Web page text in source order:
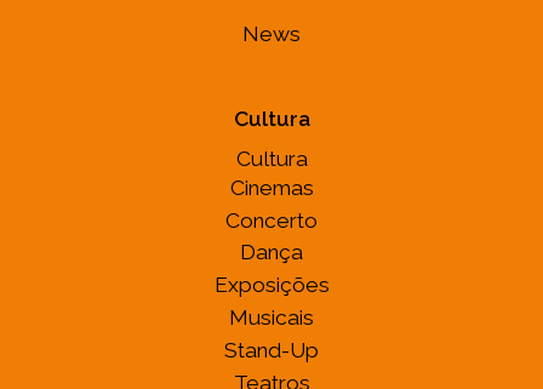
News
Cultura
Cultura
Cinemas
Concerto
Dança
Exposições
Musicais
Stand-Up
Teatros